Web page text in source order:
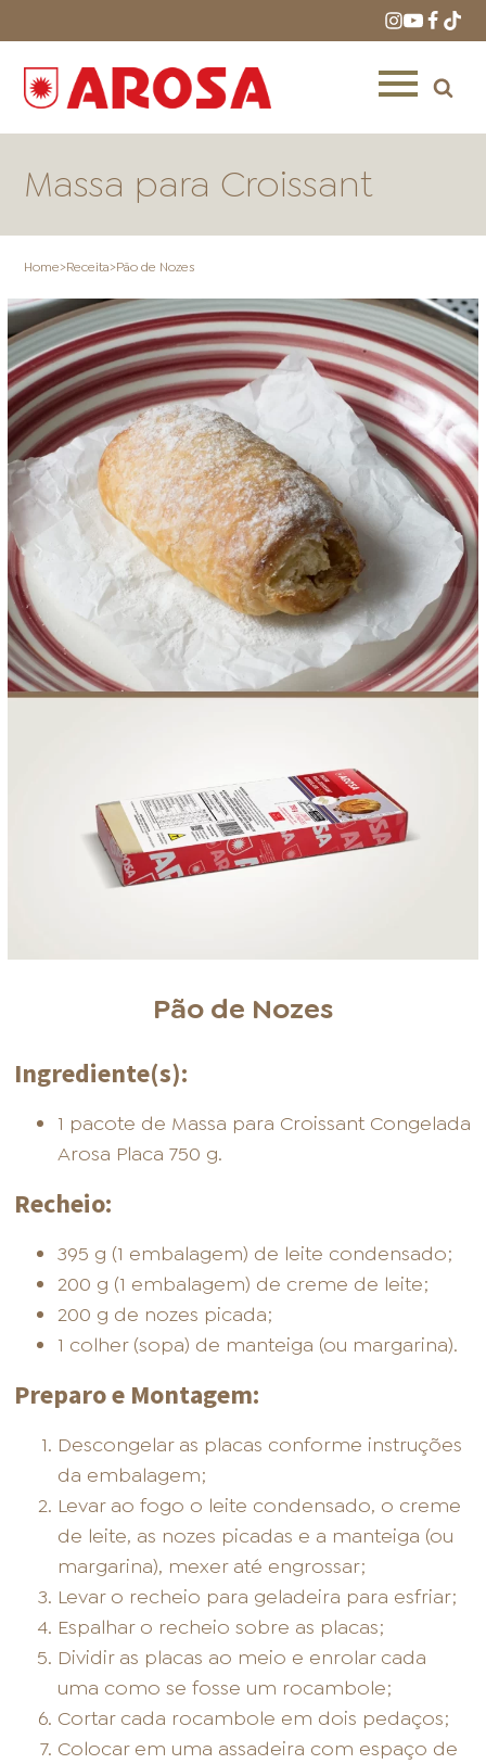
ONDE COMPRAR LOJAS AROSA
DISTRIBUIDORES E
REPRESENTANTES
FOOD SERVICE EMPRESA AGENDA DE CURSOS
SAC ACESSO PARA PARCEIROS
Massa para Croissant
Home>Receita>Pão de Nozes
Pão de Nozes
Ingrediente(s):
1 pacote de Massa para Croissant Congelada
Arosa Placa 750 g.
Recheio:
395 g (1 embalagem) de leite condensado;
200 g (1 embalagem) de creme de leite;
200 g de nozes picada;
1 colher (sopa) de manteiga (ou margarina).
Preparo e Montagem:
Descongelar as placas conforme instruções
da embalagem;
Levar ao fogo o leite condensado, o creme
de leite, as nozes picadas e a manteiga (ou
margarina), mexer até engrossar;
Levar o recheio para geladeira para esfriar;
Espalhar o recheio sobre as placas;
Dividir as placas ao meio e enrolar cada
uma como se fosse um rocambole;
Cortar cada rocambole em dois pedaços;
Colocar em uma assadeira com espaço de